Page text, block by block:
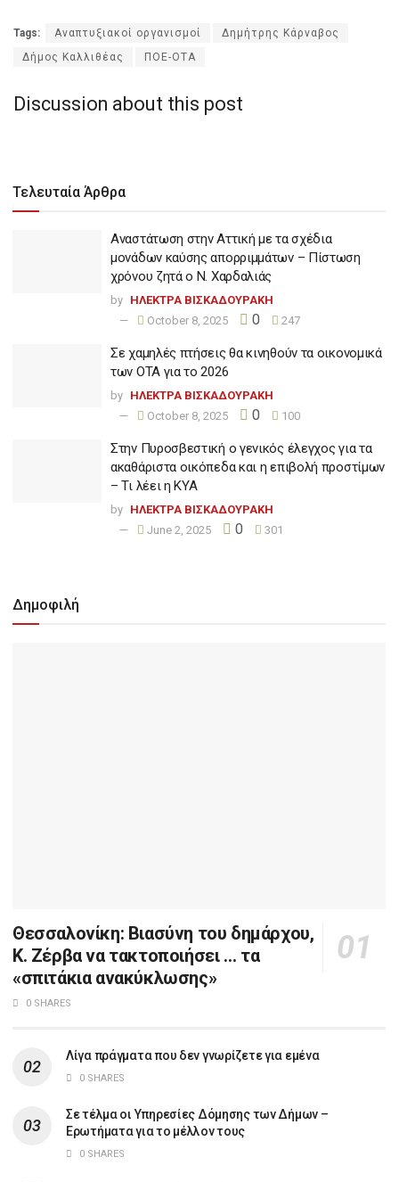
Tags: Αναπτυξιακοί οργανισμοί
Δημήτρης Κάρναβος
Δήμος Καλλιθέας
ΠΟΕ-ΟΤΑ
Discussion about this post
Τελευταία Άρθρα
Αναστάτωση στην Αττική με τα σχέδια
μονάδων καύσης απορριμμάτων – Πίστωση
χρόνου ζητά ο Ν. Χαρδαλιάς
by ΗΛΕΚΤΡΑ ΒΙΣΚΑΔΟΥΡΑΚΗ
October 8, 2025
0 247
Σε χαμηλές πτήσεις θα κινηθούν τα οικονομικά
των ΟΤΑ για το 2026
by ΗΛΕΚΤΡΑ ΒΙΣΚΑΔΟΥΡΑΚΗ
October 8, 2025
0 100
Στην Πυροσβεστική ο γενικός έλεγχος για τα
ακαθάριστα οικόπεδα και η επιβολή προστίμων
– Τι λέει η ΚΥΑ
by ΗΛΕΚΤΡΑ ΒΙΣΚΑΔΟΥΡΑΚΗ
June 2, 2025
0 301
Δημοφιλή
Θεσσαλονίκη: Βιασύνη του δημάρχου,
Κ. Ζέρβα να τακτοποιήσει … τα
«σπιτάκια ανακύκλωσης»
0 SHARES
Λίγα πράγματα που δεν γνωρίζετε για εμένα
0 SHARES
Σε τέλμα οι Υπηρεσίες Δόμησης των Δήμων –
Ερωτήματα για το μέλλον τους
0 SHARES